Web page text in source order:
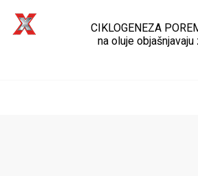
CIKLOGENEZA
na oluje